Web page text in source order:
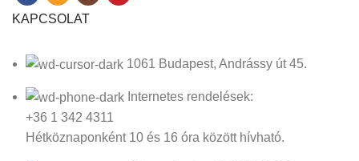
KAPCSOLAT
1061 Budapest, Andrássy út 45.
Internetes rendelések:
+36 1 342 4311
Hétköznaponként 10 és 16 óra között hívható.